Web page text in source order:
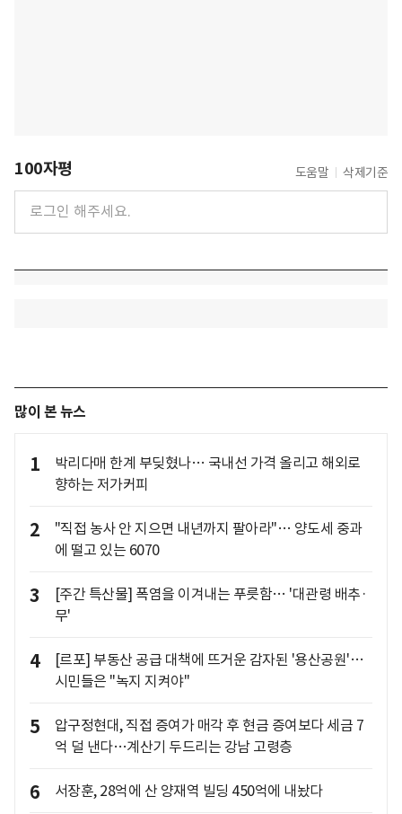
100자평 도움말 삭제기준
많이 본 뉴스
1
박리다매 한계 부딪혔나… 국내선 가격 올리고 해외로
향하는 저가커피
2
"직접 농사 안 지으면 내년까지 팔아라"… 양도세 중과
에 떨고 있는 6070
3
[주간 특산물] 폭염을 이겨내는 푸릇함… '대관령 배추·
무'
4
[르포] 부동산 공급 대책에 뜨거운 감자된 '용산공원'…
시민들은 "녹지 지켜야"
5
압구정현대, 직접 증여가 매각 후 현금 증여보다 세금 7
억 덜 낸다…계산기 두드리는 강남 고령층
6 서장훈, 28억에 산 양재역 빌딩 450억에 내놨다